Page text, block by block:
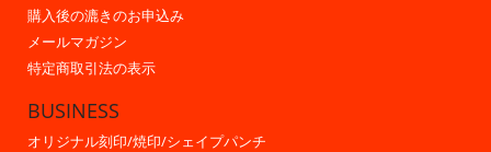
購入後の漉きのお申込み
メールマガジン
特定商取引法の表示
BUSINESS
オリジナル刻印/焼印/シェイプパンチ